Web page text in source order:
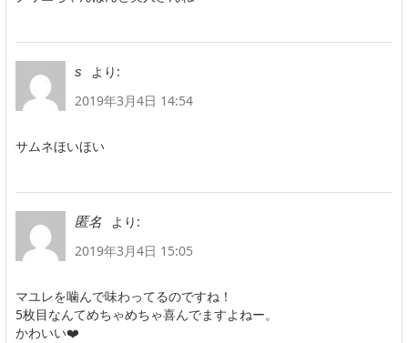
s
より:
2019年3月4日 14:54
サムネほいほい
匿名
より:
2019年3月4日 15:05
マユレを噛んで味わってるのですね！
5枚目なんてめちゃめちゃ喜んでますよねー。
かわいい❤️